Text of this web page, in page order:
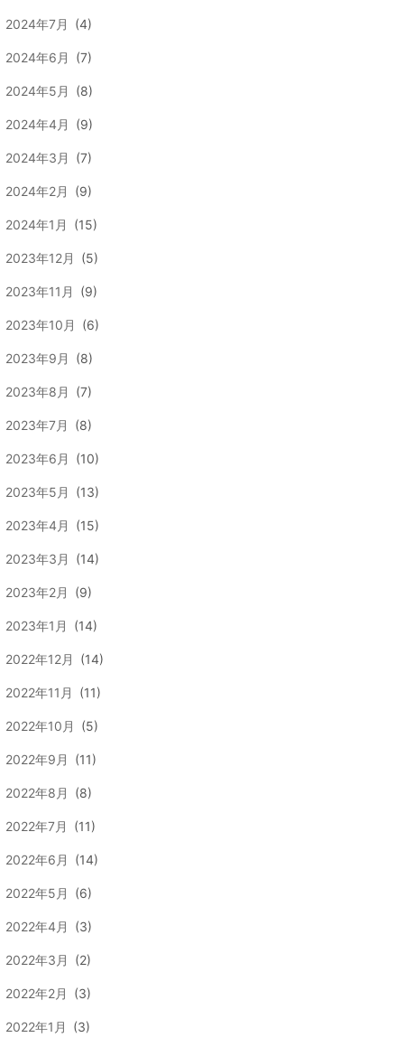
2024年7月 (4)
2024年6月 (7)
2024年5月 (8)
2024年4月 (9)
2024年3月 (7)
2024年2月 (9)
2024年1月 (15)
2023年12月 (5)
2023年11月 (9)
2023年10月 (6)
2023年9月 (8)
2023年8月 (7)
2023年7月 (8)
2023年6月 (10)
2023年5月 (13)
2023年4月 (15)
2023年3月 (14)
2023年2月 (9)
2023年1月 (14)
2022年12月 (14)
2022年11月 (11)
2022年10月 (5)
2022年9月 (11)
2022年8月 (8)
2022年7月 (11)
2022年6月 (14)
2022年5月 (6)
2022年4月 (3)
2022年3月 (2)
2022年2月 (3)
2022年1月 (3)